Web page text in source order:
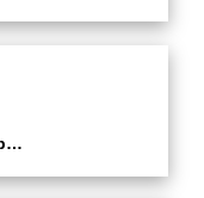
Salam Jum'at Berkah Semoga Keberkahan Menyelimuti Kita. Pagi Tadi... Camat Batuceper Ibu Hj. Katrina Iswandari @katrina_ina08 Bersama Lurah Porisgaga Baru @arief_agiel01 Mendampingi Walikota Tangerang @ariefwismansyah Dan Ketua DPRD Kota Tangerang Mengha